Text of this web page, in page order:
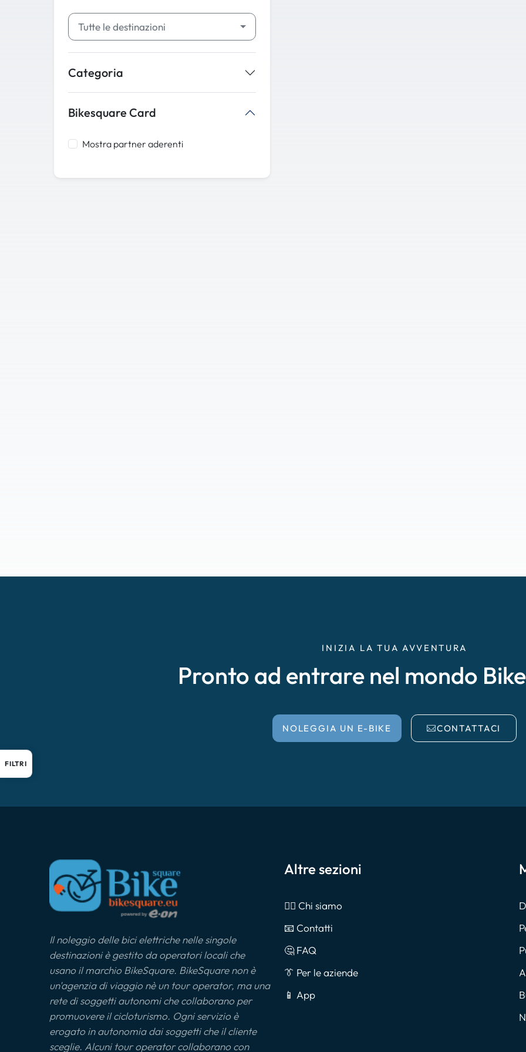
FILTRI
Tutte le destinazioni
Categoria
Bikesquare Card
Mostra partner aderenti
INIZIA LA TUA AVVENTURA
Pronto ad entrare nel mondo
NOLEGGIA UN E-BIKE CONTATTACI
Il noleggio delle bici elettriche nelle singole
destinazioni è gestito da operatori locali che
usano il marchio BikeSquare. BikeSquare non è
un'agenzia di viaggio nè un tour operator, ma una
rete di soggetti autonomi che collaborano per
promuovere il cicloturismo. Ogni servizio è
erogato in autonomia dai soggetti che il cliente
sceglie. Alcuni tour operator collaborano con
Altre sezioni
🙎‍♂️ Chi siamo
📧 Contatti
🤔 FAQ
👔 Per le aziende
📱 App